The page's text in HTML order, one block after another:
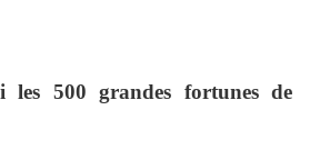
500 grandes fortunes de